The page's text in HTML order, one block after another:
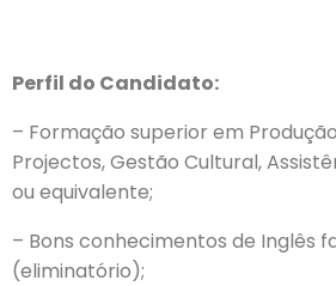
Perfil do Candidato:
– Formação superior em
Projectos, Gestão Cultural,
ou equivalente;
– Bons conhecimentos de Inglês
(eliminatório);